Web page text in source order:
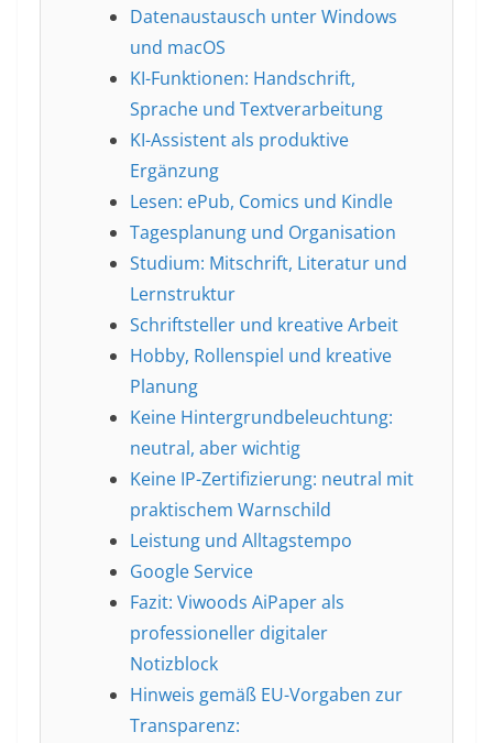
Datenaustausch unter Windows
und macOS
KI-Funktionen: Handschrift,
Sprache und Textverarbeitung
KI-Assistent als produktive
Ergänzung
Lesen: ePub, Comics und Kindle
Tagesplanung und Organisation
Studium: Mitschrift, Literatur und
Lernstruktur
Schriftsteller und kreative Arbeit
Hobby, Rollenspiel und kreative
Planung
Keine Hintergrundbeleuchtung:
neutral, aber wichtig
Keine IP-Zertifizierung: neutral mit
praktischem Warnschild
Leistung und Alltagstempo
Google Service
Fazit: Viwoods AiPaper als
professioneller digitaler
Notizblock
Hinweis gemäß EU-Vorgaben zur
Transparenz: